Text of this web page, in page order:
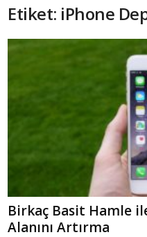
Etiket: iPhone
Birkaç Basit Hamle
Alanını Artırma